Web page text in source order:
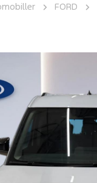
> FORD
FORD